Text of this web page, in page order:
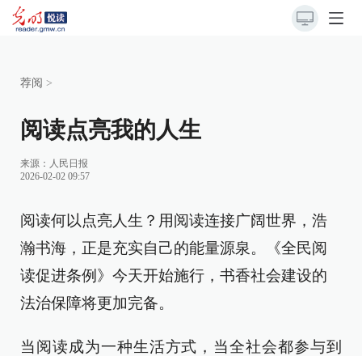
荐阅 >
阅读点亮我的人生
来源： 人民日报
2026-02-02 09:57
阅读何以点亮人生？用阅读连接广阔世界，浩
瀚书海，正是充实自己的能量源泉。《全民阅
读促进条例》今天开始施行，书香社会建设的
法治保障将更加完备。
当阅读成为一种生活方式，当全社会都参与到